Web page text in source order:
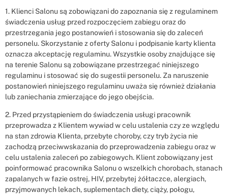
1. Klienci Salonu są zobowiązani do zapoznania się z regulaminem
świadczenia usług przed rozpoczęciem zabiegu oraz do
przestrzegania jego postanowień i stosowania się do zaleceń
personelu. Skorzystanie z oferty Salonu i podpisanie karty klienta
oznacza akceptację regulaminu. Wszystkie osoby znajdujące się
na terenie Salonu są zobowiązane przestrzegać niniejszego
regulaminu i stosować się do sugestii personelu. Za naruszenie
postanowień niniejszego regulaminu uważa się również działania
lub zaniechania zmierzające do jego obejścia.
2. Przed przystąpieniem do świadczenia usługi pracownik
przeprowadza z Klientem wywiad w celu ustalenia czy ze względu
na stan zdrowia Klienta, przebyte choroby, czy tryb życia nie
zachodzą przeciwwskazania do przeprowadzenia zabiegu oraz w
celu ustalenia zaleceń po zabiegowych. Klient zobowiązany jest
poinformować pracownika Salonu o wszelkich chorobach, stanach
zapalanych w fazie ostrej, HIV, przebytej żółtaczce, alergiach,
przyjmowanych lekach, suplementach diety, ciąży, połogu,